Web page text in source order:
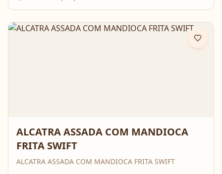
ALCATRA ASSADA COM MANDIOCA
FRITA SWIFT
ALCATRA ASSADA COM MANDIOCA FRITA SWIFT